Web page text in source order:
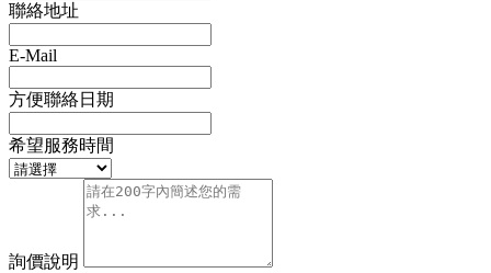
聯絡地址
E-Mail
方便聯絡日期
希望服務時間
詢價說明